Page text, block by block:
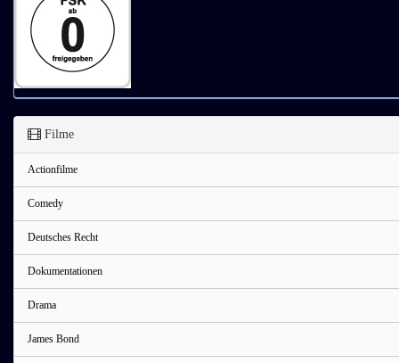
Filme
Actionfilme
Comedy
Deutsches Recht
Dokumentationen
Drama
James Bond